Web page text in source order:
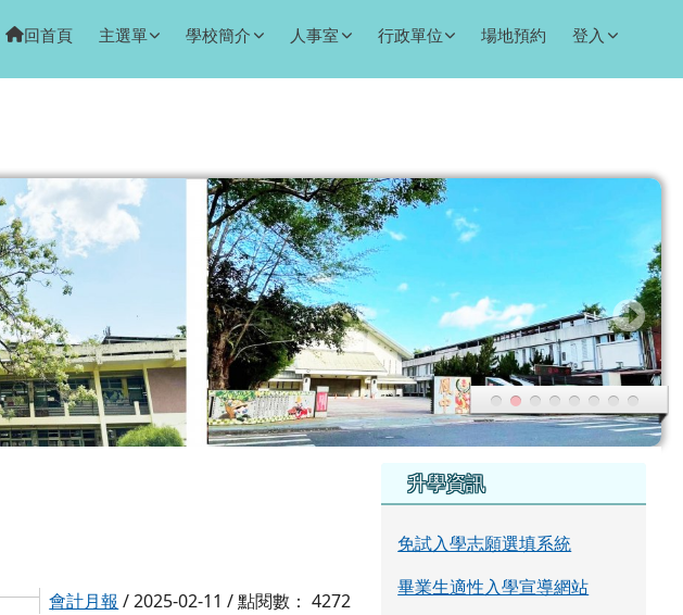
回首頁 主選單 學校簡介 人事室 行政單位 場地預約 登入
會計月報 / 2025-02-11 / 點閱數： 4272
右邊區域內容
升學資訊
免試入學志願選填系統
畢業生適性入學宣導網站